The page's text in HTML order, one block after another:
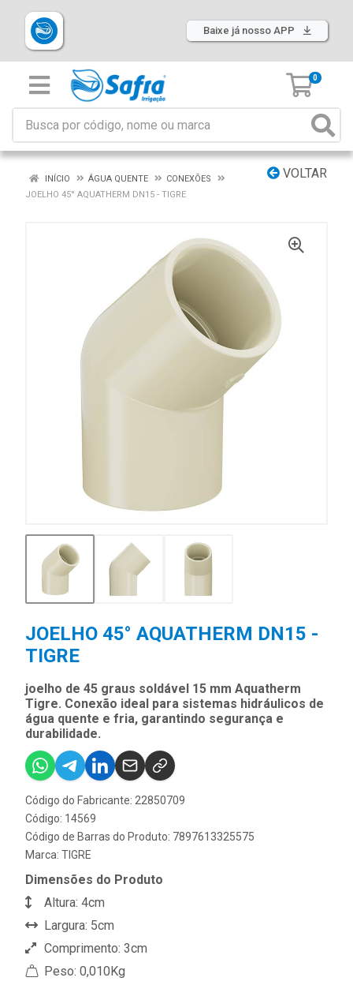
Baixe já nosso APP
0
VOLTAR
INÍCIO ÁGUA QUENTE
CONEXÕES
JOELHO 45° AQUATHERM DN15 - TIGRE
JOELHO 45° AQUATHERM DN15 -
TIGRE
joelho de 45 graus soldável 15 mm Aquatherm
Tigre. Conexão ideal para sistemas hidráulicos de
água quente e fria, garantindo segurança e
durabilidade.
Código do Fabricante: 22850709
Código: 14569
Código de Barras do Produto: 7897613325575
Marca: TIGRE
Dimensões do Produto
Altura: 4cm
Largura: 5cm
Comprimento: 3cm
Peso: 0,010Kg